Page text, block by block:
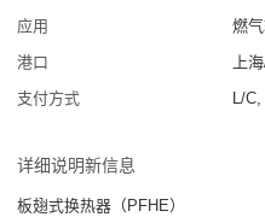
应用
燃
港口
上
支付方式
L/
详细说明新信息
板翅式换热器（PFHE）